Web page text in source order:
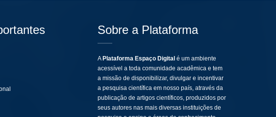
Sobre a Plataforma
A Plataforma Espaço Digital é um ambiente
acessível a toda comunidade acadêmica e tem
a missão de disponibilizar, divulgar e incentivar
a pesquisa científica em nosso país, através da
publicação de artigos científicos, produzidos por
seus autores nas mais diversas instituições de